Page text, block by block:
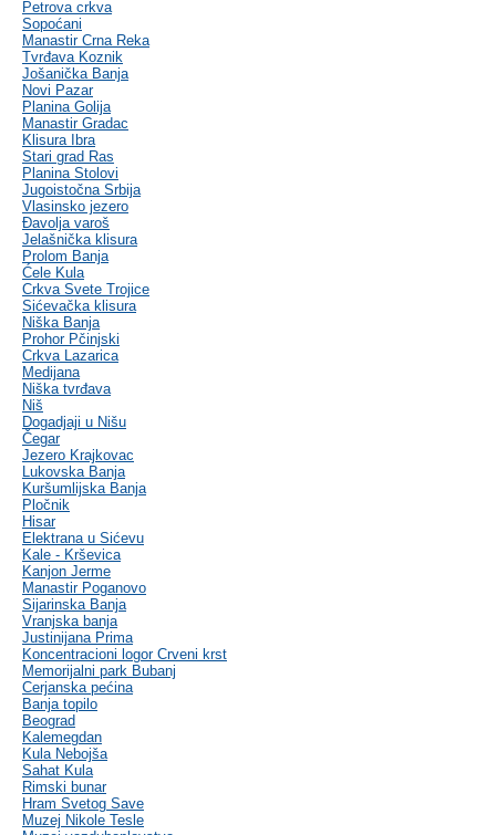
Petrova crkva
Sopoćani
Manastir Crna Reka
Tvrđava Koznik
Jošanička Banja
Novi Pazar
Planina Golija
Manastir Gradac
Klisura Ibra
Stari grad Ras
Planina Stolovi
Jugoistočna Srbija
Vlasinsko jezero
Đavolja varoš
Jelašnička klisura
Prolom Banja
Ćele Kula
Crkva Svete Trojice
Sićevačka klisura
Niška Banja
Prohor Pčinjski
Crkva Lazarica
Medijana
Niška tvrđava
Niš
Dogadjaji u Nišu
Čegar
Jezero Krajkovac
Lukovska Banja
Kuršumlijska Banja
Pločnik
Hisar
Elektrana u Sićevu
Kale - Krševica
Kanjon Jerme
Manastir Poganovo
Sijarinska Banja
Vranjska banja
Justinijana Prima
Koncentracioni logor Crveni krst
Memorijalni park Bubanj
Cerjanska pećina
Banja topilo
Beograd
Kalemegdan
Kula Nebojša
Sahat Kula
Rimski bunar
Hram Svetog Save
Muzej Nikole Tesle